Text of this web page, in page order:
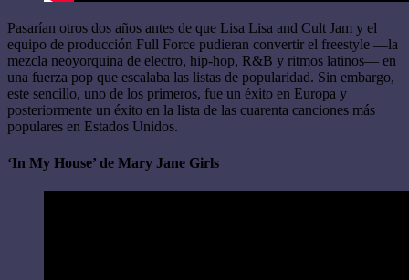
Pasarían otros dos años antes de que Lisa Lisa and Cult Jam y el
equipo de producción Full Force pudieran convertir el freestyle —la
mezcla neoyorquina de electro, hip-hop, R&B y ritmos latinos— en
una fuerza pop que escalaba las listas de popularidad. Sin embargo,
este sencillo, uno de los primeros, fue un éxito en Europa y
posteriormente un éxito en la lista de las cuarenta canciones más
populares en Estados Unidos.
‘In My House’ de Mary Jane Girls